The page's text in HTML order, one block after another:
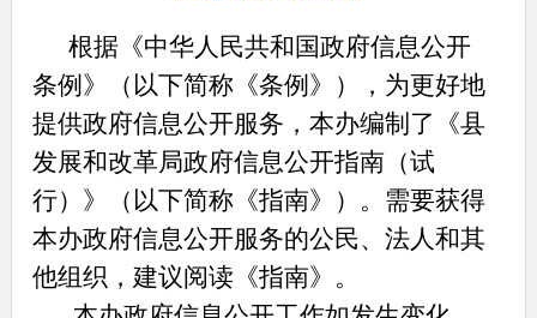
根据《中华人民共和国政府信息公开
条例》（以下简称《条例》），为更好地
提供政府信息公开服务，本办编制了《县
发展和改革局政府信息公开指南（试
行）》（以下简称《指南》）。需要获得
本办政府信息公开服务的公民、法人和其
他组织，建议阅读《指南》。